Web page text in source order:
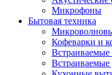
Микрофоны
Бытовая техника
Кофеварки и